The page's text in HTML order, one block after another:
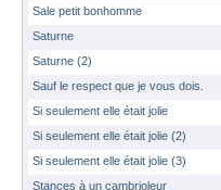
Sale petit bonhomme
Saturne
Saturne (2)
Sauf le respect que je vous dois.
Si seulement elle était jolie
Si seulement elle était jolie (2)
Si seulement elle était jolie (3)
Stances à un cambrioleur